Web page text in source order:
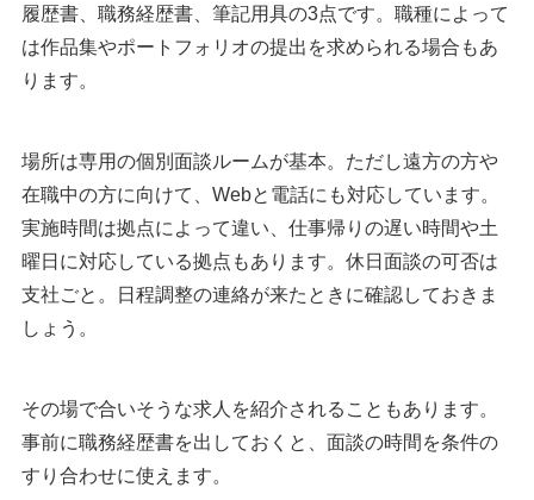
履歴書、職務経歴書、筆記用具の3点です。職種によって
は作品集やポートフォリオの提出を求められる場合もあ
ります。
場所は専用の個別面談ルームが基本。ただし遠方の方や
在職中の方に向けて、Webと電話にも対応しています。
実施時間は拠点によって違い、仕事帰りの遅い時間や土
曜日に対応している拠点もあります。休日面談の可否は
支社ごと。日程調整の連絡が来たときに確認しておきま
しょう。
その場で合いそうな求人を紹介されることもあります。
事前に職務経歴書を出しておくと、面談の時間を条件の
すり合わせに使えます。